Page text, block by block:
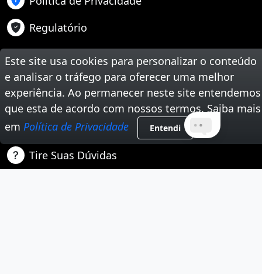
Este site usa cookies para personalizar o conteúdo
e analisar o tráfego para oferecer uma melhor
experiência. Ao permanecer neste site entendemos
que esta de acordo com nossos termos. Saiba mais
em Política de Privacidade Entendi
Regulatório
Suporte
Teste Sua Velocidade
Segunda Via de Boleto
Trabalhe Conosco
Tire Suas Dúvidas